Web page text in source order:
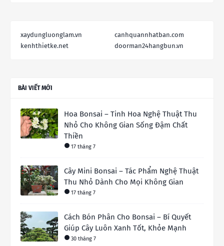
xaydungluonglam.vn
canhquannhatban.com
kenhthietke.net
doorman24hangbun.vn
BÀI VIẾT MỚI
Hoa Bonsai – Tinh Hoa Nghệ Thuật Thu
Nhỏ Cho Không Gian Sống Đậm Chất
Thiền
17 tháng 7
Cây Mini Bonsai – Tác Phẩm Nghệ Thuật
Thu Nhỏ Dành Cho Mọi Không Gian
17 tháng 7
Cách Bón Phân Cho Bonsai – Bí Quyết
Giúp Cây Luôn Xanh Tốt, Khỏe Mạnh
30 tháng 7